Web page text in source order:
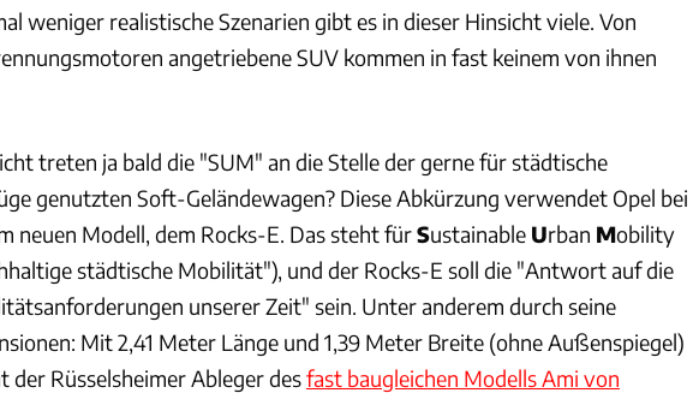
weniger realistische Szenarien gibt es in dieser Hinsicht viele. Von
angetriebene SUV kommen in fast keinem von ihnen
treten ja bald die "SUM" an die Stelle der gerne für städtische
genutzten Soft-Geländewagen? Diese Abkürzung verwendet Opel bei
neuen Modell, dem Rocks-E. Das steht fürSustainable Urban Mobility
städtische Mobilität"), und der Rocks-E soll die "Antwort auf die
unserer Zeit" sein. Unter anderem durch seine
Mit 2,41 Meter Länge und 1,39 Meter Breite (ohne Außenspiegel)
der Rüsselsheimer Ableger desfast baugleichen Modells Ami von